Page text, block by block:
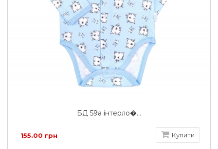
БД 59а інтерло�...
155.00 грн Купити